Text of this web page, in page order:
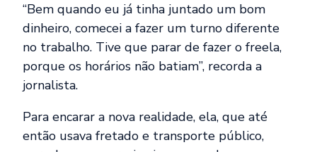
“Bem quando eu já tinha juntado um bom
dinheiro, comecei a fazer um turno diferente
no trabalho. Tive que parar de fazer o freela,
porque os horários não batiam”, recorda a
jornalista.
Para encarar a nova realidade, ela, que até
então usava fretado e transporte público,